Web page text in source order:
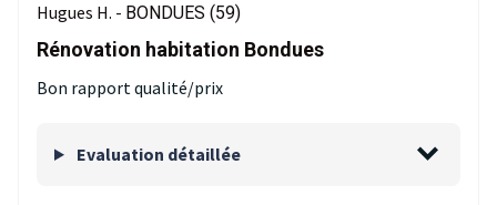
Hugues H. - BONDUES (59)
Rénovation habitation Bondues
Bon rapport qualité/prix
Evaluation détaillée